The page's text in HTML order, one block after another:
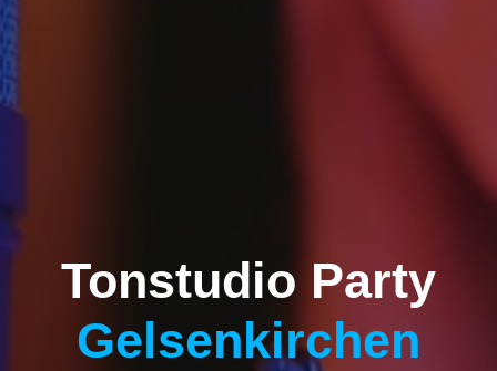
Tonstudio Party
Gelsenkirchen